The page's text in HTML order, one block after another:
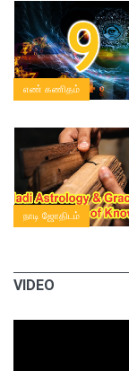
எண் கணிதம்
நாடி ஜோதிடம்
VIDEO